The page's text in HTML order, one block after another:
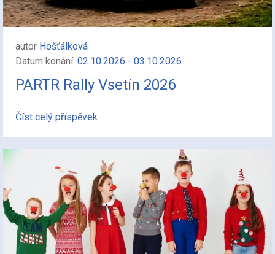
autor Hošťálková
Datum konání: 02.10.2026 - 03.10.2026
PARTR Rally Vsetín 2026
Číst celý příspěvek